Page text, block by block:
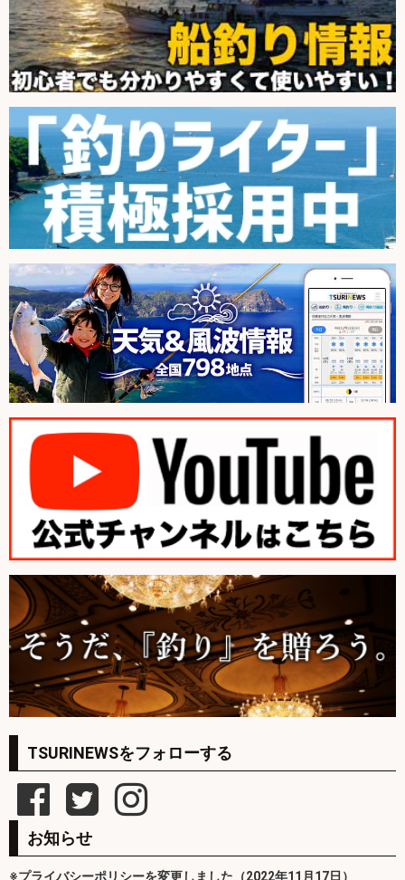
TSURINEWSをフォローする
お知らせ
※プライバシーポリシーを変更しました（2022年11月17日）